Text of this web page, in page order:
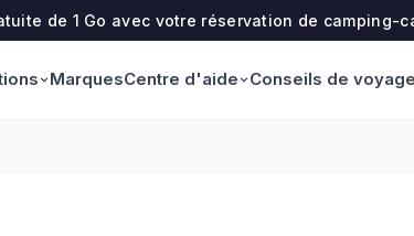
de 1 Go avec votre réservation de camping-
MarquesCentre d'aide Conseils de voyage